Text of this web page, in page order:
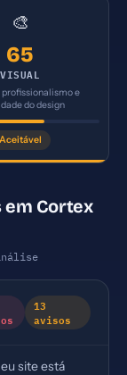
🎨
65
VISUAL
e
do design
Aceitável
em Cortex
13
avisos
site está